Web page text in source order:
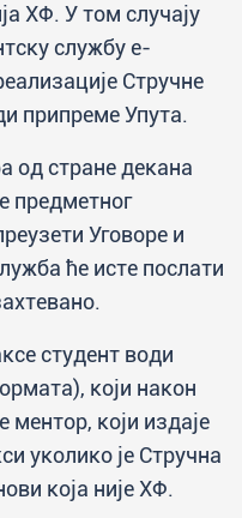
ХФ. У том случају
службу е-
Стручне
припреме Упута.
од стране декана
предметног
Уговоре и
ће исте послати
студент води
који након
ментор, који издаје
уколико је Стручна
која није ХФ.